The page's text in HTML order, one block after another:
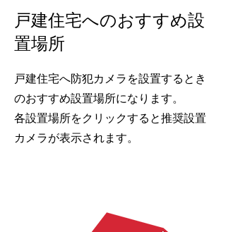
戸建住宅へのおすすめ設
置場所
戸建住宅へ防犯カメラを設置するとき
のおすすめ設置場所になります。
​各設置場所をクリックすると推奨設置
カメラが表示されます。